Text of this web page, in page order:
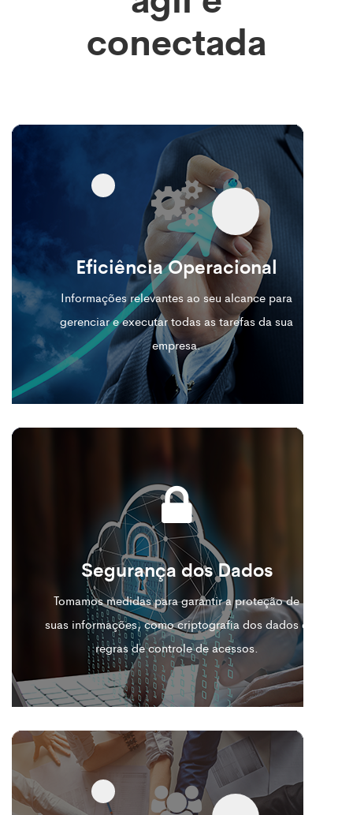
conectada
Eficiência Operacional
Informações relevantes ao seu alcance para
gerenciar e executar todas as tarefas da sua
empresa.
Segurança dos Dados
Tomamos medidas para garantir a proteção de
suas informações, como criptografia dos dados e
regras de controle de acessos.